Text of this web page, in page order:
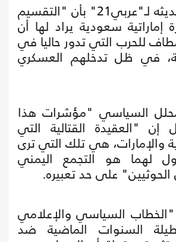
ويضيف في حديثه لـ"عربي21" بأن "التقسيم
سعودية يراد لها أن
للحرب التي تدور حاليا في
في ظل تدخلهم العسكري
السياسي "مؤشرات هذا
إن "العقيدة القتالية التي
والإمارات، هي تلك التي ترى
لهما هو التجمع اليمني
على حد تعبيره.
السياسي والإعلامي
السنوات الماضية ضد